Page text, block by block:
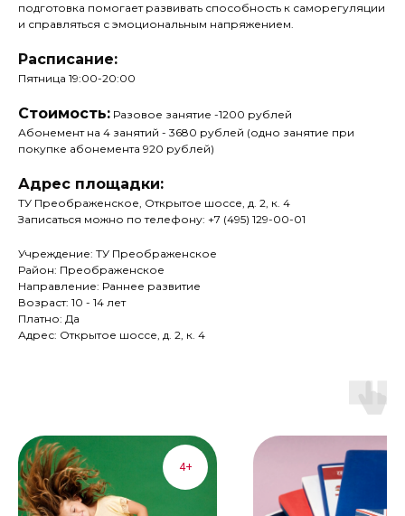
подготовка помогает развивать способность к саморегуляции
и справляться с эмоциональным напряжением.
Расписание:
Пятница 19:00-20:00
Стоимость: Разовое занятие -1200 рублей
Абонемент на 4 занятий - 3680 рублей (одно занятие при
покупке абонемента 920 рублей)
Адрес площадки:
ТУ Преображенское, Открытое шоссе, д. 2, к. 4
Записаться можно по телефону: +7 (495) 129-00-01
Учреждение: ТУ Преображенское
Район: Преображенское
Направление: Раннее развитие
Возраст: 10 - 14 лет
Платно: Да
Адрес: Открытое шоссе, д. 2, к. 4
4+